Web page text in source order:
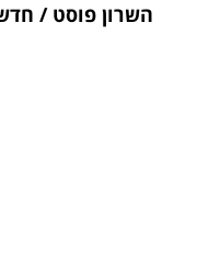
השרון פוסט /